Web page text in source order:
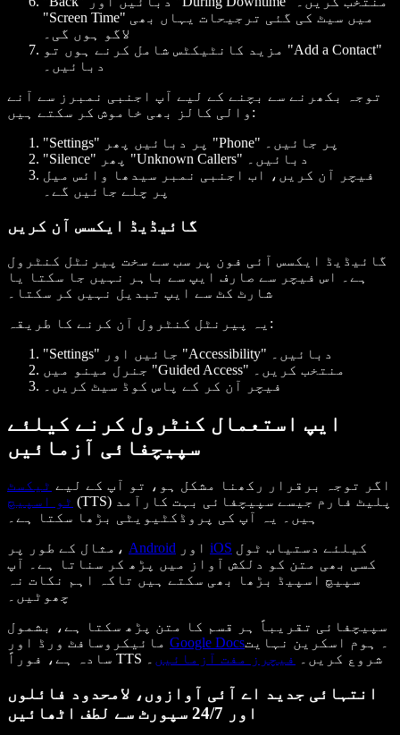
"Screen Time" میں سیٹ کی گئی ترجیحات یہاں بھی
لاگو ہوں گی۔
مزید کانٹیکٹس شامل کرنے ہوں تو "Add a Contact"
دبائیں۔
توجہ بکھرنے سے بچنے کے لیے آپ اجنبی نمبرز سے آنے
والی کالز بھی خاموش کر سکتے ہیں:
"Settings" پر دبائیں پھر "Phone" پر جائیں۔
"Silence" پھر "Unknown Callers" دبائیں۔
فیچر آن کریں، اب اجنبی نمبر سیدھا وائس میل
پر چلے جائیں گے۔
گائیڈیڈ ایکسس آن کریں
گائیڈیڈ ایکسس آئی فون پر سب سے سخت پیرنٹل کنٹرول
ہے۔ اس فیچر سے صارف ایپ سے باہر نہیں جا سکتا یا
شارٹ کٹ سے ایپ تبدیل نہیں کر سکتا۔
یہ پیرنٹل کنٹرول آن کرنے کا طریقہ:
"Settings" جائیں اور "Accessibility" دبائیں۔
جنرل مینو میں "Guided Access" منتخب کریں۔
فیچر آن کر کے پاس کوڈ سیٹ کریں۔
ایپ استعمال کنٹرول کرنے کیلئے
سپیچفائی آزمائیں
اگر توجہ برقرار رکھنا مشکل ہو، تو آپ کے لیے ٹیکسٹ
ٹو اسپیچ (TTS) پلیٹ فارم جیسے سپیچفائی بہت کارآمد
ہیں۔ یہ آپ کی پروڈکٹیویٹی بڑھا سکتا ہے۔
مثال کے طور پر، Android iOS
کسی بھی متن کو دلکش آواز میں پڑھ کر سناتا ہے۔ آپ
سپیچ اسپیڈ بڑھا بھی سکتے ہیں تاکہ اہم نکات نہ
چھوٹیں۔
سپیچفائی تقریباً ہر قسم کا متن پڑھ سکتا ہے، بشمول
Google Docs۔ ہوم اسکرین نہایت
سادہ ہے، فوراً TTS شروع کریں۔ فیچرز مفت آزمائیں ۔
انتہائی جدید اے آئی آوازوں، لامحدود فائلوں
اور 24/7 سپورٹ سے لطف اٹھائیں